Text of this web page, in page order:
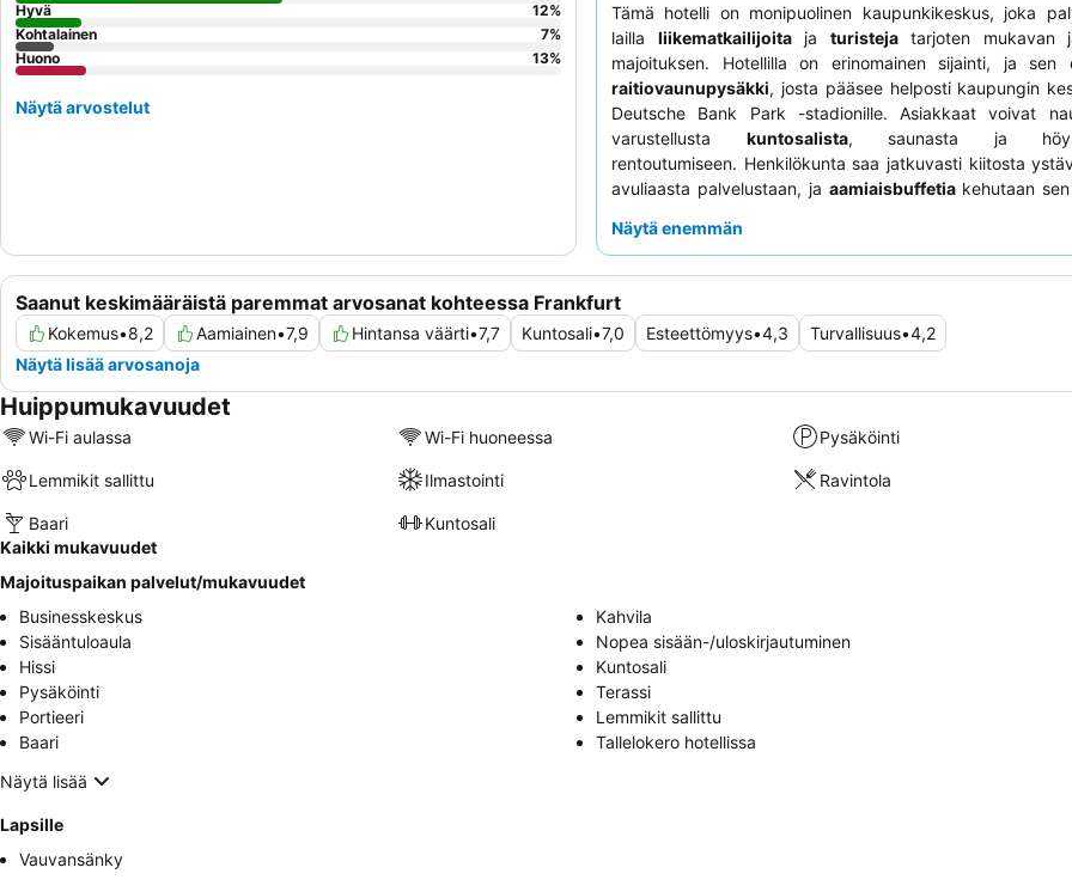
Tämä hotelli on monipuolinen kaupunkikeskus, joka
lailla liikematkailijoitaja turistejatarjoten mukavan
majoituksen. Hotellilla on erinomainen sijainti, ja sen
raitiovaunupysäkki, josta pääsee helposti kaupungin
Deutsche Bank Park -stadionille. Asiakkaat voivat
varustellusta kuntosalista, saunasta ja
rentoutumiseen. Henkilökunta saa jatkuvasti kiitosta
avuliaasta palvelustaan, ja aamiaisbuffetiakehutaan
asiakkaita kehotetaan valitsemaan huone puutarhan
Näytä enemmän
Saanut keskimääräistä paremmat arvosanat kohteessa Frankfurt
Kokemus•8,2 Aamiainen•7,9 Hintansa väärti•7,7 Kuntosali•7,0 Esteettömyys•4,3 Turvallisuus•4,2
Näytä lisää arvosanoja
Hyvä
12%
Kohtalainen
7%
Huono
13%
Näytä arvostelut
Huippumukavuudet
Wi-Fi aulassa Wi-Fi huoneessa Pysäköinti
Lemmikit sallittu Ilmastointi Ravintola
Baari
Kuntosali
Kaikki mukavuudet
Majoituspaikan palvelut/mukavuudet
Businesskeskus
Kahvila
Sisääntuloaula
Nopea sisään-/uloskirjautuminen
Hissi
Kuntosali
Pysäköinti
Terassi
Portieeri
Lemmikit sallittu
Baari
Tallelokero hotellissa
Näytä lisää
Lapsille
Vauvansänky